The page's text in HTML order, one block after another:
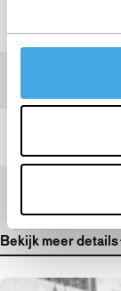
Bekijk meer details